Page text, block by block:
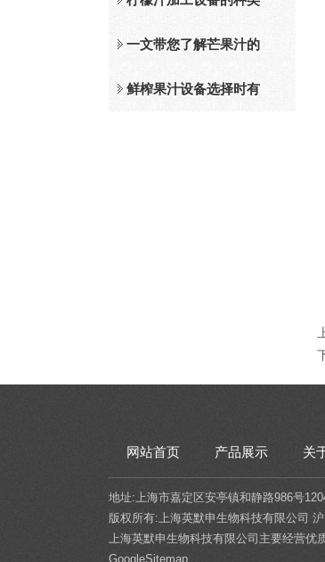
及工作原理介绍
一文带您了解芒果汁的
整套设备和工作流程
鲜榨果汁设备选择时有
网站首页 产品展示 关
地址:上海市嘉定区安亭镇和静路986号
版权所有:上海英默申生物科技有限公司
上海英默申生物科技有限公司主要经营优
GoogleSitemap